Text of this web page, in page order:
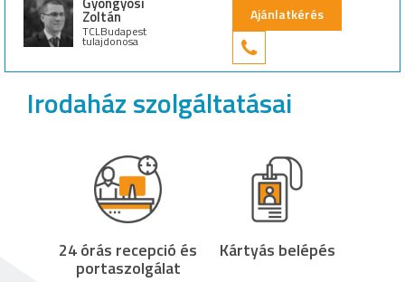
Zoltán
TCLBudapest
tulajdonosa
Ajánlatkérés
Irodaház szolgáltatásai
24 órás recepció és
portaszolgálat
Kártyás belépés